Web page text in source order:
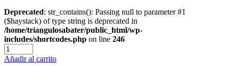
Deprecated: str_contains(): Passing null to parameter #1
($haystack) of type string is deprecated in
/home/triangulosabater/public_html/wp-
includes/shortcodes.php on line 246
Añadir al carrito